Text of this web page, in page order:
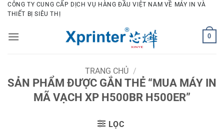
Bỏ
qua
dung
CÔNG TY CUNG CẤP DỊCH VỤ HÀNG ĐẦU VIỆT NAM VỀ MÁY IN VÀ
THIẾT BỊ SIÊU THỊ
0
TRANG CHỦ /
SẢN PHẨM ĐƯỢC GẮN THẺ “MUA MÁY IN
MÃ VẠCH XP H500BR H500ER”
LỌC